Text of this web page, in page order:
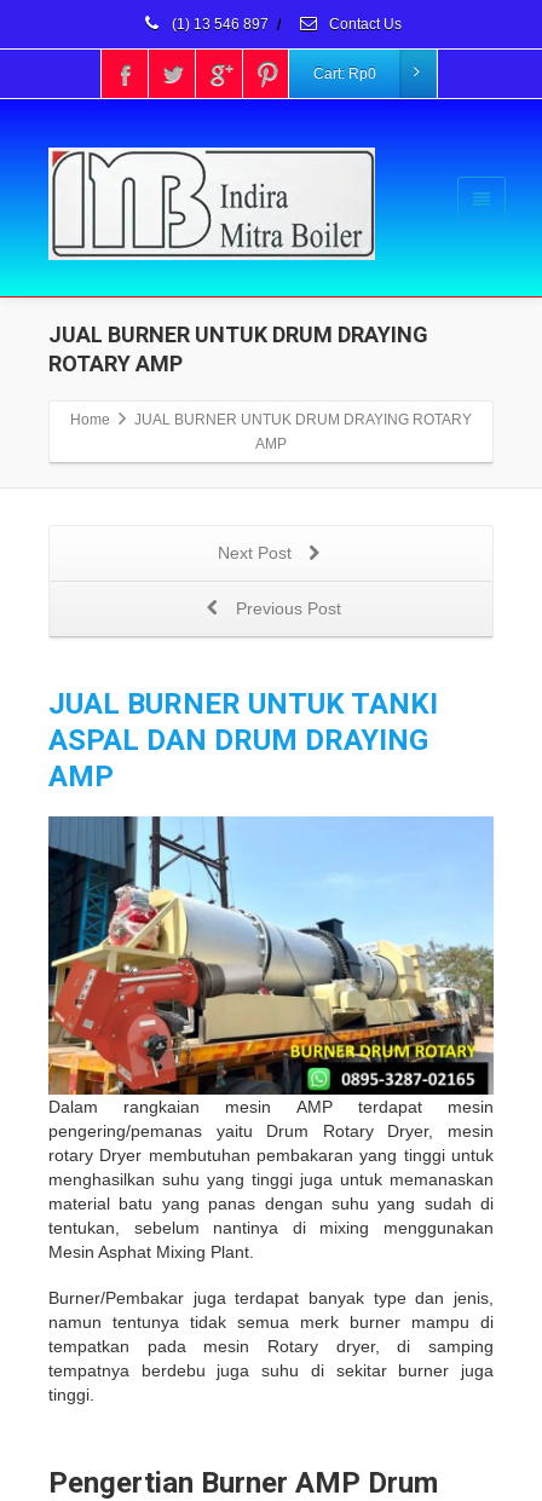
(1) 13 546 897 / Contact Us
Cart: Rp0
JUAL BURNER UNTUK DRUM DRAYING
ROTARY AMP
Home
JUAL BURNER UNTUK DRUM DRAYING ROTARY
AMP
Next Post
Previous Post
JUAL BURNER UNTUK TANKI
ASPAL DAN DRUM DRAYING
AMP
Dalam rangkaian mesin AMP terdapat mesin
pengering/pemanas yaitu Drum Rotary Dryer, mesin
rotary Dryer membutuhan pembakaran yang tinggi untuk
menghasilkan suhu yang tinggi juga untuk memanaskan
material batu yang panas dengan suhu yang sudah di
tentukan, sebelum nantinya di mixing menggunakan
Mesin Asphat Mixing Plant.
Burner/Pembakar juga terdapat banyak type dan jenis,
namun tentunya tidak semua merk burner mampu di
tempatkan pada mesin Rotary dryer, di samping
tempatnya berdebu juga suhu di sekitar burner juga
tinggi.
Pengertian Burner AMP Drum